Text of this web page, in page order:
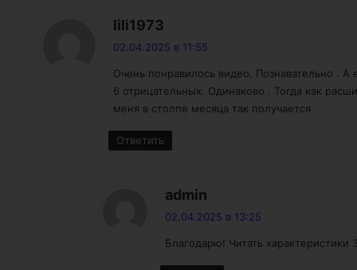
lili1973
02.04.2025 в 11:55
Очень понравилось видео. Познавательно .
6 отрицательных. Одинаково . Тогда как
меня в столпе месяца так получается
Ответить
admin
02.04.2025 в 13:25
Благодарю! Читать